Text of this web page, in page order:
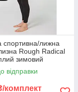
спортивна/лижна
Rough Radical
зимовий
відправки
комплект